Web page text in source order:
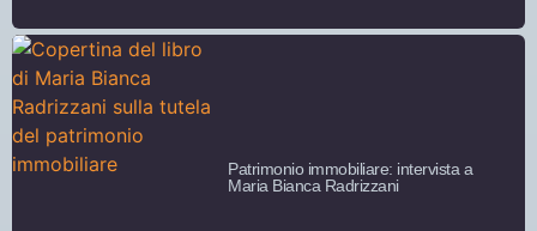
Patrimonio immobiliare: intervista a
Maria Bianca Radrizzani